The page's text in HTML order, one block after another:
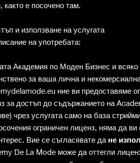
както е посочено там.
и използване на услугата
на употребата:
Академия по Моден Бизнес и
за ваша лична и
ние ви предоставяме
за достъп до съдържанието на
чрез услугата само на база
ограничен лиценз, няма да
Вие се съгласявате да не
De La Mode може да оттегли